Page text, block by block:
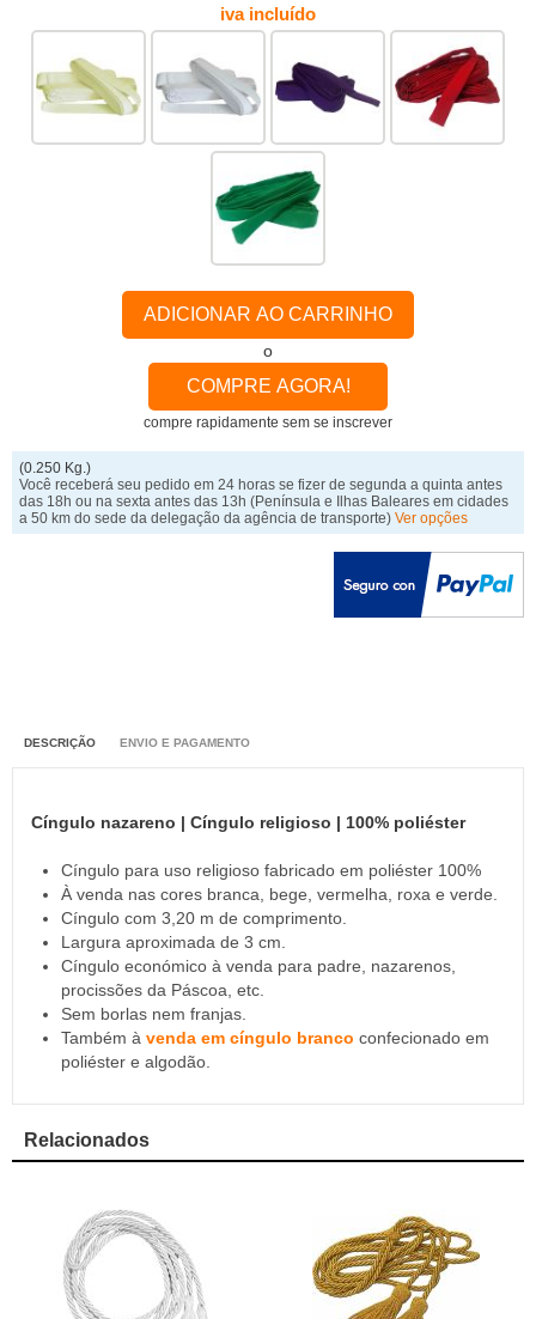
iva incluído
ADICIONAR AO CARRINHO
o
COMPRE AGORA!
compre rapidamente sem se inscrever
(0.250 Kg.)
Você receberá seu pedido em 24 horas se fizer de segunda a quinta antes
das 18h ou na sexta antes das 13h(Península e Ilhas Baleares em cidades
a 50 km do sede da delegação da agência de transporte) Ver opções
DESCRIÇÃO ENVIO E PAGAMENTO
Cíngulo nazareno | Cíngulo religioso | 100% poliéster
Cíngulo para uso religioso fabricado em poliéster 100%
À venda nas cores branca, bege, vermelha, roxa e verde.
Cíngulo com 3,20 m de comprimento.
Largura aproximada de 3 cm.
Cíngulo económico à venda para padre, nazarenos,
procissões da Páscoa, etc.
Sem borlas nem franjas.
Também à venda em cíngulo branco confecionado em
poliéster e algodão.
Relacionados